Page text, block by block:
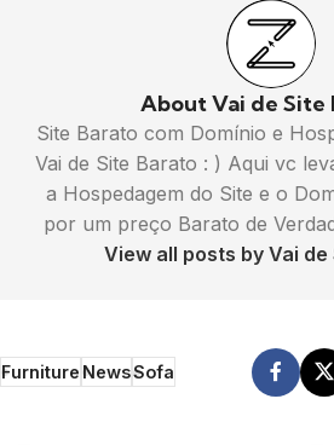
About Vai de Site
Site Barato com Domínio e
Vai de Site Barato : ) Aqui vc
a Hospedagem do Site e o
por um preço Barato de
View all posts by Vai de
FurnitureNewsSofa